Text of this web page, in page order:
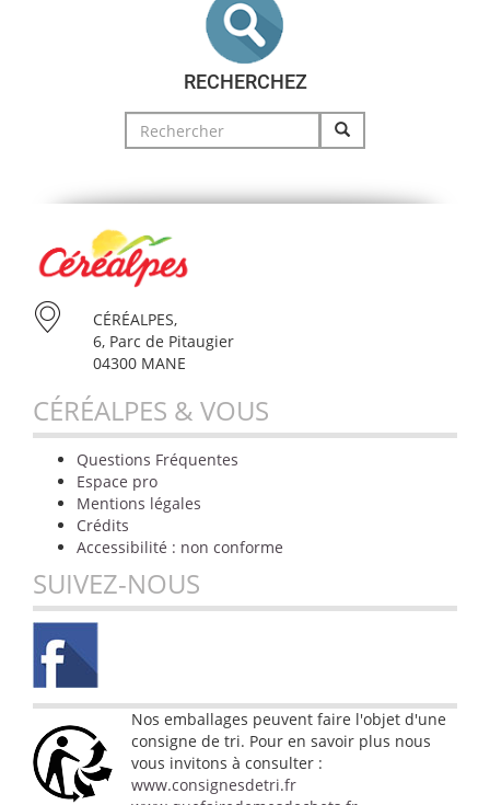
RECHERCHEZ
Search
for:
CÉRÉALPES,
6, Parc de Pitaugier
04300 MANE
CÉRÉALPES & VOUS
Questions Fréquentes
Espace pro
Mentions légales
Crédits
Accessibilité : non conforme
SUIVEZ-NOUS
Nos emballages peuvent faire l'objet d'une
consigne de tri. Pour en savoir plus nous
vous invitons à consulter :
www.consignesdetri.fr